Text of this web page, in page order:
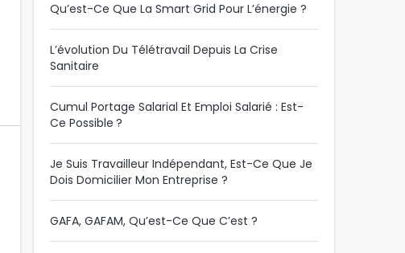
Qu’est-Ce Que La Smart Grid Pour L’énergie ?
L’évolution Du Télétravail Depuis La Crise
Sanitaire
Cumul Portage Salarial Et Emploi Salarié : Est-
Ce Possible ?
Je Suis Travailleur Indépendant, Est-Ce Que Je
Dois Domicilier Mon Entreprise ?
GAFA, GAFAM, Qu’est-Ce Que C’est ?